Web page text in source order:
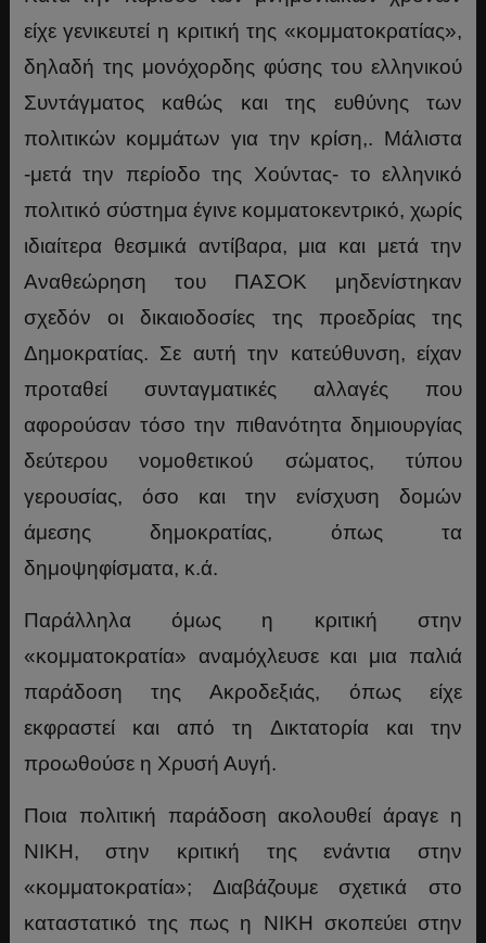
είχε γενικευτεί η κριτική της «κομματοκρατίας»,
δηλαδή της μονόχορδης φύσης του ελληνικού
Συντάγματος καθώς και της ευθύνης των
πολιτικών κομμάτων για την κρίση,. Μάλιστα
-μετά την περίοδο της Χούντας- το ελληνικό
πολιτικό σύστημα έγινε κομματοκεντρικό, χωρίς
ιδιαίτερα θεσμικά αντίβαρα, μια και μετά την
Αναθεώρηση του ΠΑΣΟΚ μηδενίστηκαν
σχεδόν οι δικαιοδοσίες της προεδρίας της
Δημοκρατίας. Σε αυτή την κατεύθυνση, είχαν
προταθεί συνταγματικές αλλαγές που
αφορούσαν τόσο την πιθανότητα δημιουργίας
δεύτερου νομοθετικού σώματος, τύπου
γερουσίας, όσο και την ενίσχυση δομών
άμεσης δημοκρατίας, όπως τα
δημοψηφίσματα, κ.ά.
Παράλληλα όμως η κριτική στην
«κομματοκρατία» αναμόχλευσε και μια παλιά
παράδοση της Ακροδεξιάς, όπως είχε
εκφραστεί και από τη Δικτατορία και την
προωθούσε η Χρυσή Αυγή.
Ποια πολιτική παράδοση ακολουθεί άραγε η
ΝΙΚΗ, στην κριτική της ενάντια στην
«κομματοκρατία»; Διαβάζουμε σχετικά στο
καταστατικό της πως η ΝΙΚΗ σκοπεύει στην